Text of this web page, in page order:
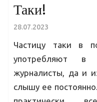
Таки!
28.07.2023
Частицу таки в
употребляют в
журналисты, да и
слышу ее